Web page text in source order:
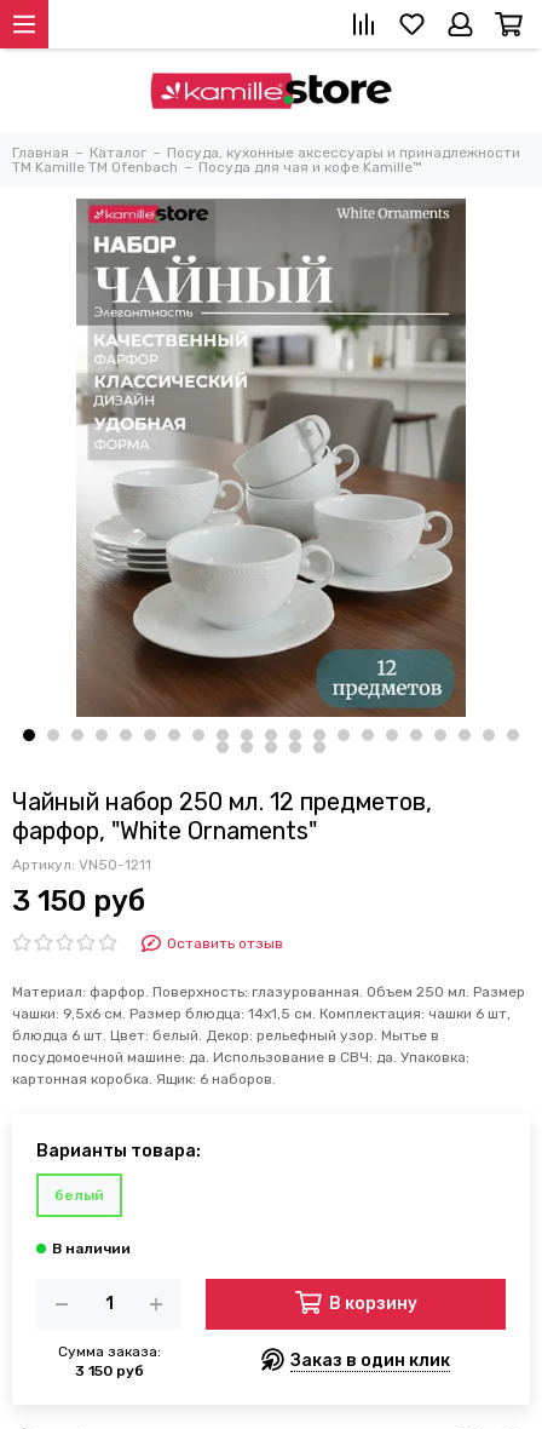
Главная Каталог
Посуда, кухонные аксессуары и принадлежности
TM Kamille TM Ofenbach
Посуда для чая и кофе Kamille™
Чайный набор 250 мл. 12 предметов,
фарфор, "White Ornaments"
Артикул: VN50-1211
3 150 руб
Оставить отзыв
Материал: фарфор. Поверхность: глазурованная. Объем 250 мл. Размер
чашки: 9,5х6 см. Размер блюдца: 14х1,5 см. Комплектация: чашки 6 шт,
блюдца 6 шт. Цвет: белый. Декор: рельефный узор. Мытье в
посудомоечной машине: да. Использование в СВЧ: да. Упаковка:
картонная коробка. Ящик: 6 наборов.
Варианты товара:
белый
Сумма заказа:
3 150 руб
В корзину
Заказ в один клик